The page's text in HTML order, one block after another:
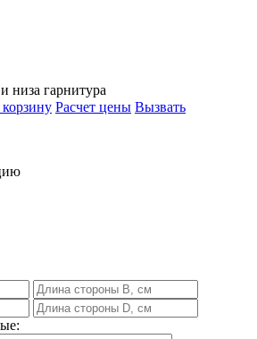
низа гарнитура
Расчет цены Вызвать